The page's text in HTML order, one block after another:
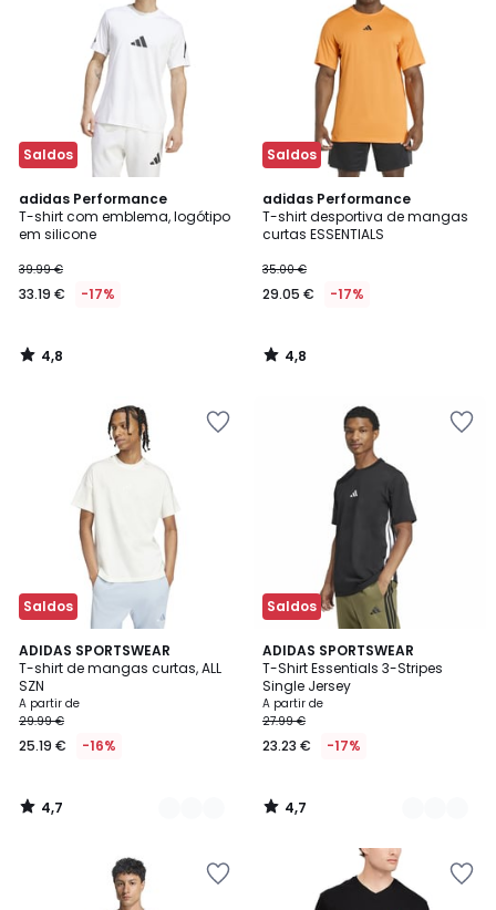
Saldos
adidas Performance
T-shirt com emblema, logótipo
em silicone
39.99 €
33.19 € -17%
4,8
/ 5
4,8
/
Saldos
adidas Performance
T-shirt desportiva de mangas
curtas ESSENTIALS
35.00 €
29.05 € -17%
4,8
/ 5
4,8
/
Saldos
ADIDAS SPORTSWEAR
T-shirt de mangas curtas, ALL
SZN
A partir de
29.99 €
25.19 € -16%
4,7
/ 5
5
Cores
4,7
/
Saldos
ADIDAS SPORTSWEAR
T-Shirt Essentials 3-Stripes
Single Jersey
A partir de
27.99 €
23.23 € -17%
4,7
/ 5
2
Cores
4,7
/